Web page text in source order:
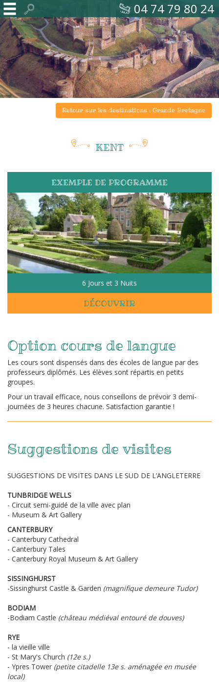
Demande
de
devis
04 74 79 80 24
Retour sur les destinations : Grande Bretagne
KENT
EXEMPLE DE PROGRAMME
6 Jours et 3 Nuits
DÉCOUVRIR
Option cours de langue
Les cours sont dispensés dans des écoles de langue par des
professeurs diplômés. Les élèves sont répartis en petits
groupes.
Pour un travail efficace, nous conseillons de prévoir 3 demi-
journées de 3 heures chacune. Satisfaction garantie !
Suggestions de visites
SUGGESTIONS DE VISITES DANS LE SUD DE L’ANGLETERRE
TUNBRIDGE WELLS
- Circuit semi-guidé de la ville avec plan
- Museum & Art Gallery
CANTERBURY
- Canterbury Cathedral
- Canterbury Tales
- Canterbury Royal Museum & Art Gallery
SISSINGHURST
-Sissinghurst Castle & Garden (magnifique demeure Tudor)
BODIAM
-Bodiam Castle (château médiéval entouré de douves)
RYE
- la vieille ville
- St Mary's Church (12e s.)
- Ypres Tower (petite citadelle 13e s. aménagée en musée
local)